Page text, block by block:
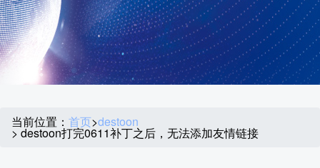
当前位置： 首页>destoon
> destoon打完0611补丁之后，无法添加友情链接